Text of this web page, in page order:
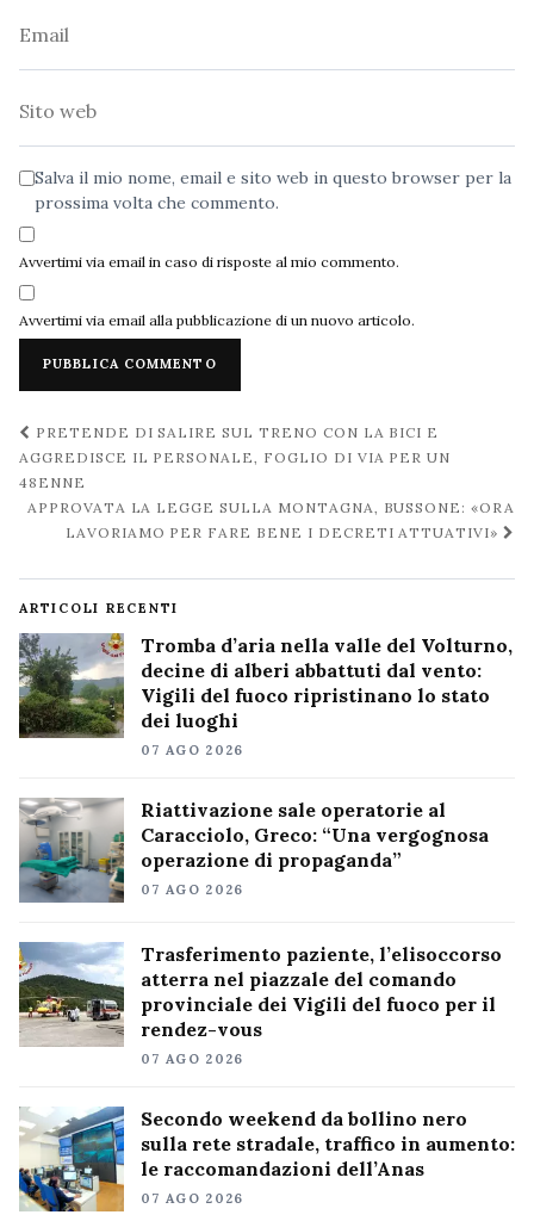
Salva il mio nome, email e sito web in questo browser per la
prossima volta che commento.
Avvertimi via email in caso di risposte al mio commento.
Avvertimi via email alla pubblicazione di un nuovo articolo.
Navigazione
post
PRETENDE DI SALIRE SUL TRENO CON LA BICI E
AGGREDISCE IL PERSONALE, FOGLIO DI VIA PER UN
48ENNE
APPROVATA LA LEGGE SULLA MONTAGNA, BUSSONE: «ORA
LAVORIAMO PER FARE BENE I DECRETI ATTUATIVI»
ARTICOLI RECENTI
Tromba d’aria nella valle del Volturno,
decine di alberi abbattuti dal vento:
Vigili del fuoco ripristinano lo stato
dei luoghi
07 AGO 2026
Riattivazione sale operatorie al
Caracciolo, Greco: “Una vergognosa
operazione di propaganda”
07 AGO 2026
Trasferimento paziente, l’elisoccorso
atterra nel piazzale del comando
provinciale dei Vigili del fuoco per il
rendez-vous
07 AGO 2026
Secondo weekend da bollino nero
sulla rete stradale, traffico in aumento:
le raccomandazioni dell’Anas
07 AGO 2026